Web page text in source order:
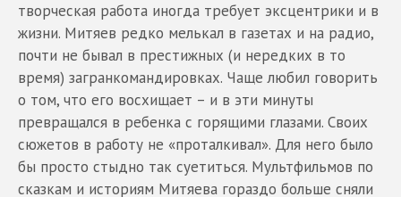
творческая работа иногда требует эксцентрики и в
жизни. Митяев редко мелькал в газетах и на радио,
почти не бывал в престижных (и нередких в то
время) загранкомандировках. Чаще любил говорить
о том, что его восхищает – и в эти минуты
превращался в ребенка с горящими глазами. Своих
сюжетов в работу не «проталкивал». Для него было
бы просто стыдно так суетиться. Мультфильмов по
сказкам и историям Митяева гораздо больше сняли